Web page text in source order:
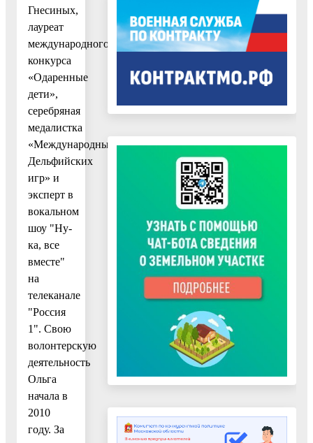
Гнесиных,
лауреат
международного
конкурса
«Одаренные
дети»,
серебряная
медалистка
«Международных
Дельфийских
игр» и
эксперт в
вокальном
шоу "Ну-
ка, все
вместе"
на
телеканале
"Россия
1". Свою
волонтерскую
деятельность
Ольга
начала в
2010
году. За